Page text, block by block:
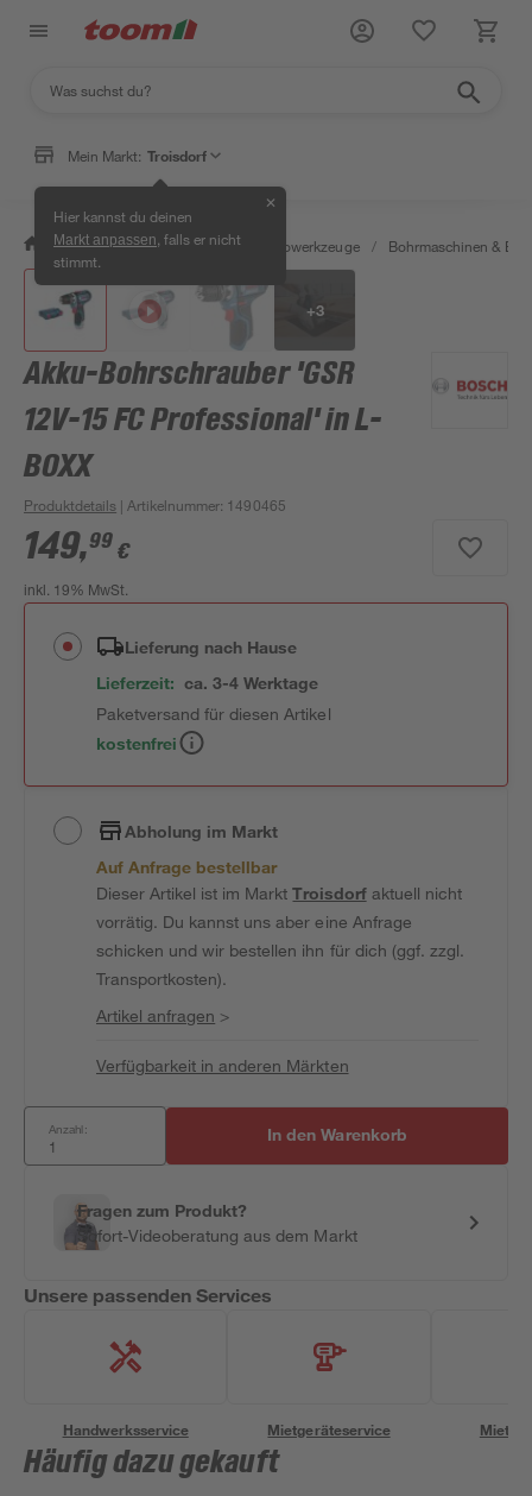
Mein Markt: Troisdorf
Hier kannst du deinen
Markt anpassen , falls er nicht
stimmt.
✕
/ Werkstatt & Maschinen / Elektrowerkzeuge / Bohrmaschinen &
+3
Akku-Bohrschrauber 'GSR
12V-15 FC Professional' in L-
BOXX
Produktdetails | Artikelnummer: 1490465
149,99 €
inkl. 19% MwSt.
Lieferung nach Hause
Lieferzeit: ca. 3-4 Werktage
Paketversand für diesen Artikel
kostenfrei
Abholung im Markt
Auf Anfrage bestellbar
Dieser Artikel ist im MarktTroisdorfaktuell nicht
vorrätig. Du kannst uns aber eine Anfrage
schicken und wir bestellen ihn für dich (ggf. zzgl.
Transportkosten).
Artikel anfragen >
Verfügbarkeit in anderen Märkten
Anzahl: In den Warenkorb
Fragen zum Produkt?
Sofort-Videoberatung aus dem Markt
Unsere passenden Services
Handwerksservice Mietgeräteservice
Häufig dazu gekauft